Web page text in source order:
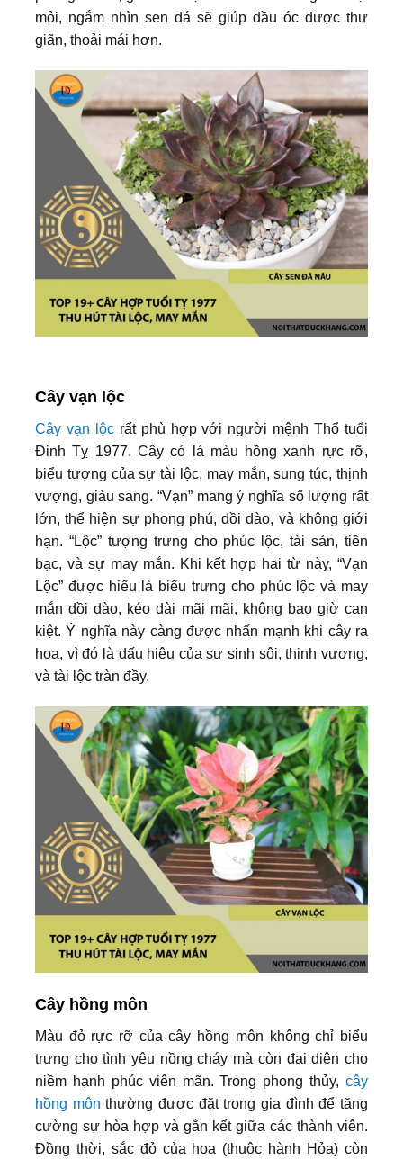
mỏi, ngắm nhìn sen đá sẽ giúp đầu óc được thư
giãn, thoải mái hơn.
Cây vạn lộc
Cây vạn lộcrất phù hợp với người mệnh Thổ tuổi
Đinh Tỵ 1977. Cây có lá màu hồng xanh rực rỡ,
biểu tượng của sự tài lộc, may mắn, sung túc, thịnh
vượng, giàu sang. “Vạn” mang ý nghĩa số lượng rất
lớn, thể hiện sự phong phú, dồi dào, và không giới
hạn. “Lộc” tượng trưng cho phúc lộc, tài sản, tiền
bạc, và sự may mắn. Khi kết hợp hai từ này, “Vạn
Lộc” được hiểu là biểu trưng cho phúc lộc và may
mắn dồi dào, kéo dài mãi mãi, không bao giờ cạn
kiệt. Ý nghĩa này càng được nhấn mạnh khi cây ra
hoa, vì đó là dấu hiệu của sự sinh sôi, thịnh vượng,
và tài lộc tràn đầy.
Cây hồng môn
Màu đỏ rực rỡ của cây hồng môn không chỉ biểu
trưng cho tình yêu nồng cháy mà còn đại diện cho
niềm hạnh phúc viên mãn. Trong phong thủy, cây
hồng môn thường được đặt trong gia đình để tăng
cường sự hòa hợp và gắn kết giữa các thành viên.
Đồng thời, sắc đỏ của hoa (thuộc hành Hỏa) còn